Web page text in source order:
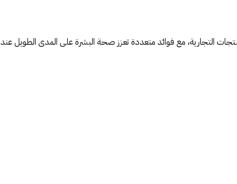
التجارية، مع فوائد متعددة تعزز صحة البشرة على المدى الطويل عند